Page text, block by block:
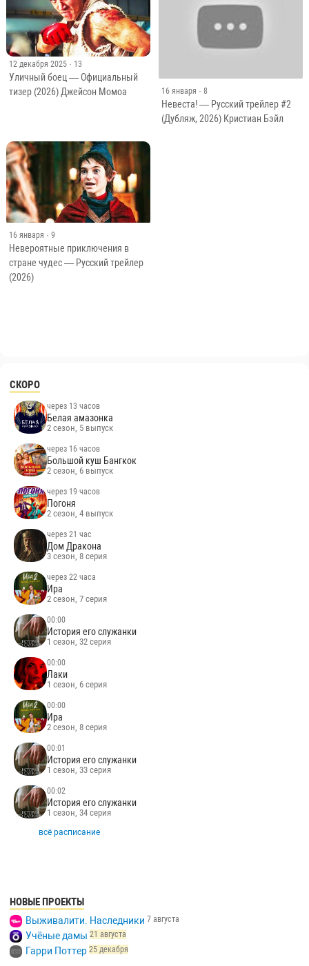
12 декабря 2025 · 13
Уличный боец — Официальный
тизер (2026) Джейсон Момоа
16 января · 8
Невеста! — Русский трейлер #2
(Дубляж, 2026) Кристиан Бэйл
16 января · 9
Невероятные приключения в
стране чудес — Русский трейлер
(2026)
СКОРО
через 13 часов
Белая амазонка
2 сезон, 5 выпуск
через 16 часов
Большой куш Бангкок
2 сезон, 6 выпуск
через 19 часов
Погоня
2 сезон, 4 выпуск
через 21 час
Дом Дракона
3 сезон, 8 серия
через 22 часа
Ира
2 сезон, 7 серия
00:00
История его служанки
1 сезон, 32 серия
00:00
Лаки
1 сезон, 6 серия
00:00
Ира
2 сезон, 8 серия
00:01
История его служанки
1 сезон, 33 серия
00:02
История его служанки
1 сезон, 34 серия
всё расписание
НОВЫЕ ПРОЕКТЫ
Выживалити. Наследники 7 августа
Учёные дамы 21 августа
Гарри Поттер 25 декабря